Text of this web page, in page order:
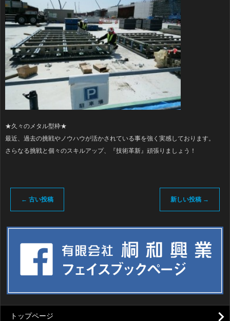
★久々のメタル型枠★
最近、過去の挑戦やノウハウが活かされている事を強く実感しております。
さらなる挑戦と個々のスキルアップ、『技術革新』頑張りましょう！
← 古い投稿 新しい投稿 →
トップページ